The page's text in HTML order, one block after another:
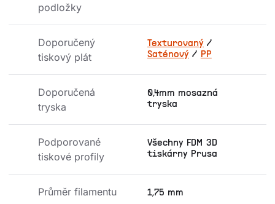
podložky
Doporučený
tiskový plát
Texturovaný /
Saténový / PP
Doporučená
tryska
0,4mm mosazná
tryska
Podporované
tiskové profily
Všechny FDM 3D
tiskárny Prusa
Průměr filamentu 1,75 mm